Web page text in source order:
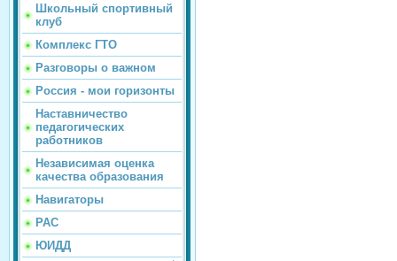
Школьный спортивный
клуб
Комплекс ГТО
Разговоры о важном
Россия - мои горизонты
Наставничество
педагогических
работников
Независимая оценка
качества образования
Навигаторы
РАС
ЮИДД